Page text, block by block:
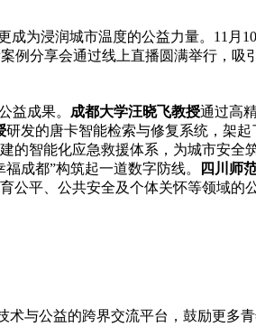
为浸润城市温度的公益力量。11月
例分享会通过线上直播圆满举行，吸
益成果。 成都大学汪晓飞教授通过高
研发的唐卡智能检索与修复系统，架起
的智能化应急救援体系，为城市安全
成都”构筑起一道数字防线。 四川师
公平、公共安全及个体关怀等领域的
术与公益的跨界交流平台，鼓励更多